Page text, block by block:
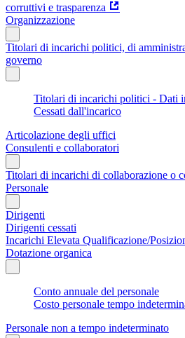
corruttivi e trasparenza
Organizzazione
Titolari di incarichi politici, di
governo
Titolari di incarichi politici - Dati
Cessati dall'incarico
Articolazione degli uffici
Consulenti e collaboratori
Titolari di incarichi di collaborazione o
Personale
Dirigenti
Dirigenti cessati
Incarichi Elevata Qualificazione/
Dotazione organica
Conto annuale del personale
Costo personale tempo
Personale non a tempo indeterminato